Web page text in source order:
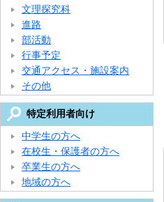
文理探究科
進路
部活動
行事予定
交通アクセス・施設案内
その他
特定利用者向け
中学生の方へ
在校生・保護者の方へ
卒業生の方へ
地域の方へ